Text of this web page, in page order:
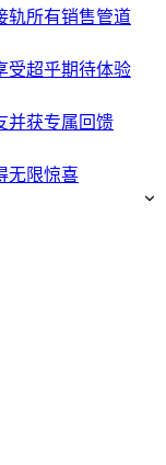
轨所有销售管道
受超乎期待体验
并获专属回馈
无限惊喜